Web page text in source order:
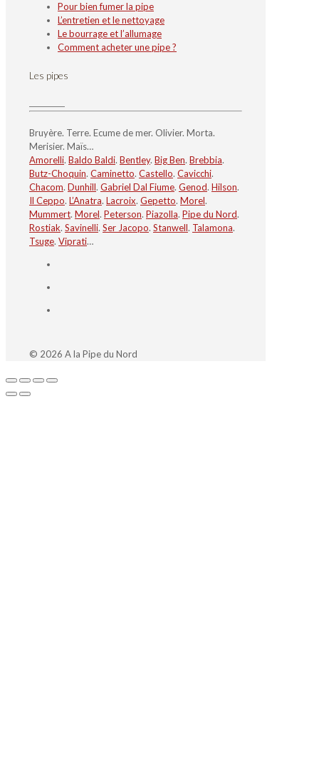
Pour bien fumer la pipe
L’entretien et le nettoyage
Le bourrage et l’allumage
Comment acheter une pipe ?
Les pipes
Bruyère. Terre. Ecume de mer. Olivier. Morta.
Merisier. Maïs…
Amorelli. Baldo Baldi. Bentley. Big Ben. Brebbia.
Butz-Choquin. Caminetto. Castello. Cavicchi.
Chacom. Dunhill. Gabriel Dal Fiume. Genod. Hilson.
Il Ceppo. L’Anatra. Lacroix. Gepetto. Morel.
Mummert. Morel. Peterson. Piazolla. Pipe du Nord.
Rostiak. Savinelli. Ser Jacopo. Stanwell. Talamona.
Tsuge. Viprati…
© 2026 A la Pipe du Nord